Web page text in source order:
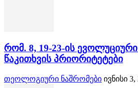
რომ. 8, 19-23-ის
წაკითხვის პრიორიტეტები
თეოლოგიური ნაშრომები ივნისი 3,